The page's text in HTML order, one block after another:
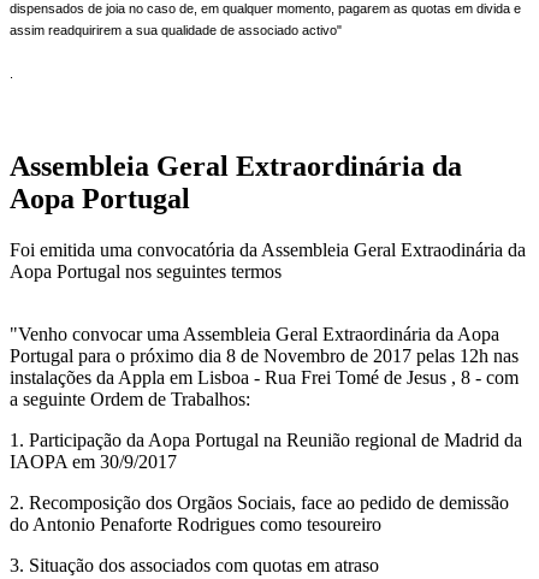
dispensados de joia no caso de, em qualquer momento, pagarem as quotas em divida e
assim readquirirem a sua qualidade de associado activo"
Assembleia Geral Extraordinária da
Aopa Portugal
Foi emitida uma convocatória da Assembleia Geral Extraodinária da
Aopa Portugal nos seguintes termos
"Venho convocar uma Assembleia Geral Extraordinária da Aopa
Portugal para o próximo dia 8 de Novembro de 2017 pelas 12h nas
instalações da Appla em Lisboa - Rua Frei Tomé de Jesus , 8 - com
a seguinte Ordem de Trabalhos:
1. Participação da Aopa Portugal na Reunião regional de Madrid da
IAOPA em 30/9/2017
2. Recomposição dos Orgãos Sociais, face ao pedido de demissão
do Antonio Penaforte Rodrigues como tesoureiro
3. Situação dos associados com quotas em atraso